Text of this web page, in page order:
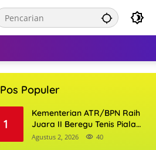
Pos Populer
1
Kementerian ATR/BPN Raih
Juara II Beregu Tenis Piala
Gubernur DKI Jakarta 2026
Agustus 2, 2026 40